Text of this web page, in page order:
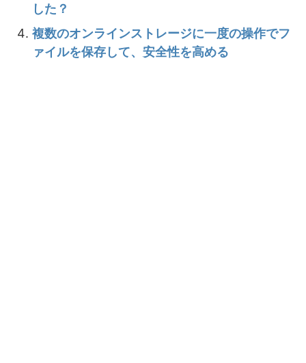
した？
複数のオンラインストレージに一度の操作でフ
ァイルを保存して、安全性を高める